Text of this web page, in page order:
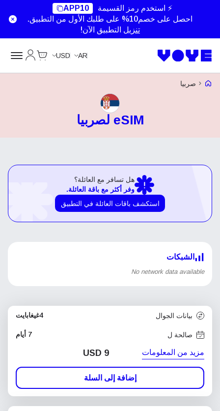
⚡ استخدم رمز القسيمة
APP10
احصل على خصم10% على طلبك الأول من التطبيق.
تنزيل التطبيق الآن!
AR
USD
Voye Homepage
صربيا
eSIM لصربيا
هل تسافر مع العائلة؟
وفر أكثر مع باقة العائلة.
استكشف باقات العائلة في التطبيق
الشبكات
No network data available
بيانات الجوال 4غيغابايت
صالحة ل 7 أيام
مزيد من المعلومات USD 9
إضافة إلى السلة